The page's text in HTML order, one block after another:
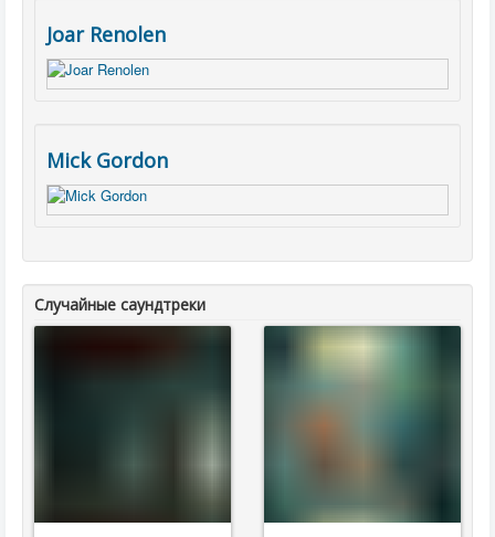
Joar Renolen
Mick Gordon
Случайные саундтреки